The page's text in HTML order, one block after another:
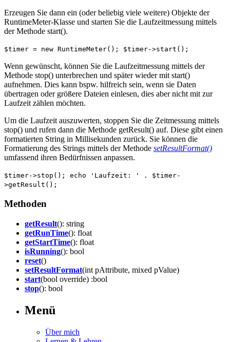
Erzeugen Sie dann ein (oder beliebig viele weitere) Objekte der
RuntimeMeter-Klasse und starten Sie die Laufzeitmessung mittels
der Methode start().
$timer = new RuntimeMeter(); $timer->start();
Wenn gewünscht, können Sie die Laufzeitmessung mittels der
Methode stop() unterbrechen und später wieder mit start()
aufnehmen. Dies kann bspw. hilfreich sein, wenn sie Daten
übertragen oder größere Dateien einlesen, dies aber nicht mit zur
Laufzeit zählen möchten.
Um die Laufzeit auszuwerten, stoppen Sie die Zeitmessung mittels
stop() und rufen dann die Methode getResult() auf. Diese gibt einen
formatierten String in Millisekunden zurück. Sie können die
Formatierung des Strings mittels der Methode setResultFormat()
umfassend ihren Bedürfnissen anpassen.
$timer->stop(); echo 'Laufzeit: ' . $timer-
>getResult();
Methoden
getResult(): string
getRunTime(): float
getStartTime(): float
isRunning(): bool
reset()
setResultFormat(int pAttribute, mixed pValue)
start(bool override) :bool
stop(): bool
Menü
Über mich